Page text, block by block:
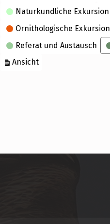
Naturkundliche Exkursion
Ornithologische Exkursion
Referat und Austausch
Ansichtausdrucken